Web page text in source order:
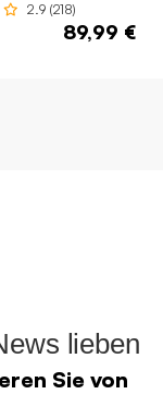
2.9 (218)
89,99 €
lieben
Sie von